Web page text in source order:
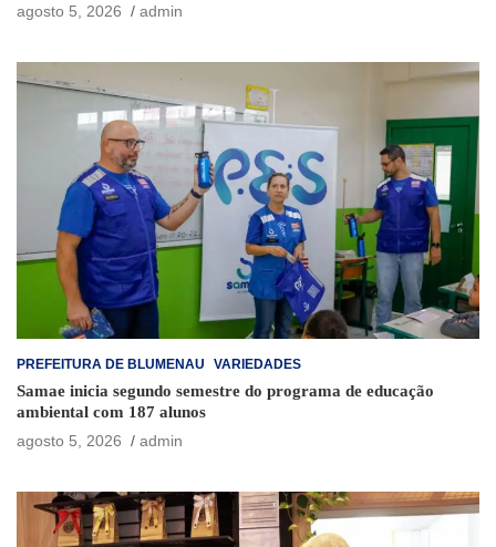
agosto 5, 2026
admin
PREFEITURA DE BLUMENAU VARIEDADES
Samae inicia segundo semestre do programa de educação
ambiental com 187 alunos
agosto 5, 2026
admin